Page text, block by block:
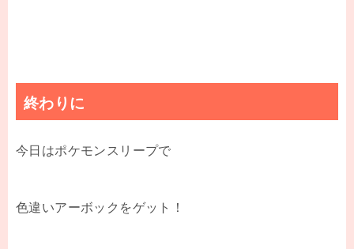
終わりに
今日はポケモンスリープで
色違いアーボックをゲット！